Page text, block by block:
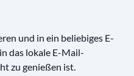
und in ein beliebiges E-
das lokale E-Mail-
zu genießen ist.